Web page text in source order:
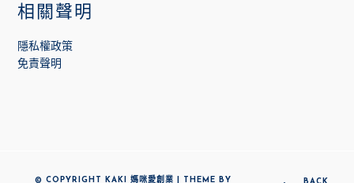
相關聲明
隱私權政策
免責聲明
© COPYRIGHT KAKI 媽咪愛創業 | THEME BY